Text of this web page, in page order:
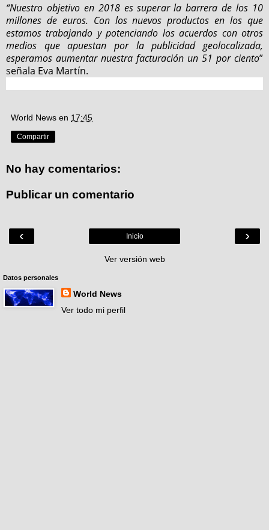
“Nuestro objetivo en 2018 es superar la barrera de los 10
millones de euros. Con los nuevos productos en los que
estamos trabajando y potenciando los acuerdos con otros
medios que apuestan por la publicidad geolocalizada,
esperamos aumentar nuestra facturación un 51 por ciento”
señala Eva Martín.
World News en 17:45
Compartir
No hay comentarios:
Publicar un comentario
‹ ›
Inicio
Ver versión web
Datos personales
World News
Ver todo mi perfil